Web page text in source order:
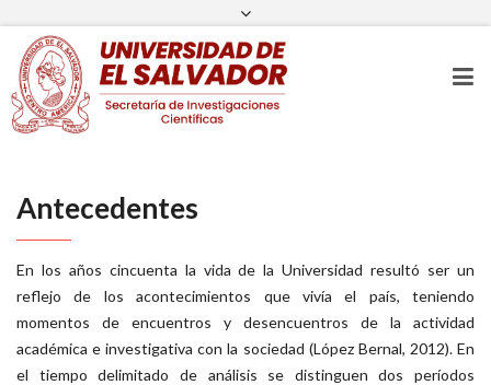
(503) 2225 8434
FacebookTwitter
Antecedentes
En los años cincuenta la vida de la Universidad resultó ser un
reflejo de los acontecimientos que vivía el país, teniendo
momentos de encuentros y desencuentros de la actividad
académica e investigativa con la sociedad (López Bernal, 2012). En
el tiempo delimitado de análisis se distinguen dos períodos